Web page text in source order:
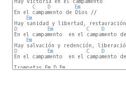
C
D
Em
En el campamento de Dios //
Em
D
Em C D
En el campamento  en el campamento
Em
D
Em C D
En el campamento  en el campamento
Trompetas Em D Em